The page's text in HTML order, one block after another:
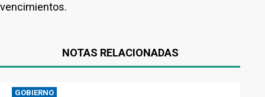
vencimientos.
NOTAS RELACIONADAS
GOBIERNO